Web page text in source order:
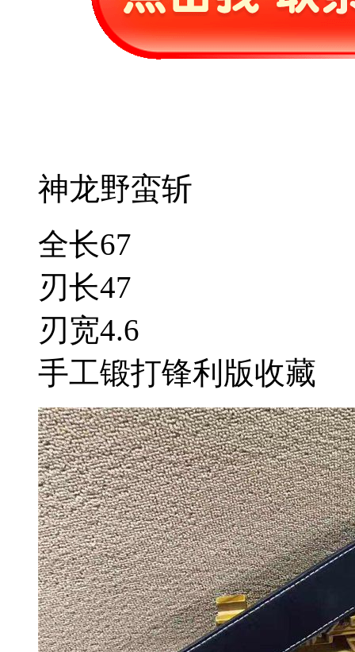
神龙野蛮斩
全长67
刃长47
刃宽4.6
手工锻打锋利版收藏